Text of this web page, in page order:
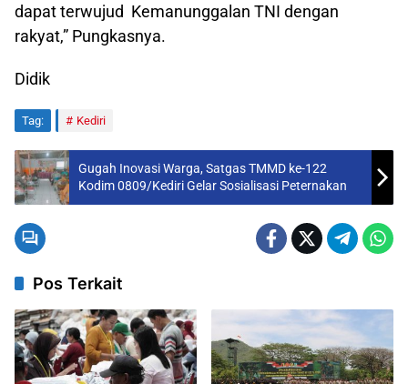
dapat terwujud Kemanunggalan TNI dengan
rakyat,” Pungkasnya.
Didik
Tag: Kediri
Gugah Inovasi Warga, Satgas TMMD ke-122
Kodim 0809/Kediri Gelar Sosialisasi Peternakan
Pos Terkait